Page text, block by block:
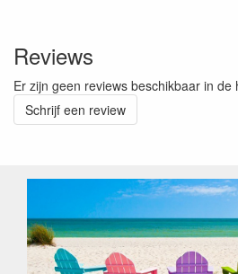
Reviews
Er zijn geen reviews beschikbaar in de
Schrijf een review